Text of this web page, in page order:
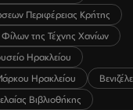
Περιφέρειας Κρήτης
της Τέχνης Χανίων
Ηρακλείου
Ηρακλείου
Βιβλιοθήκης